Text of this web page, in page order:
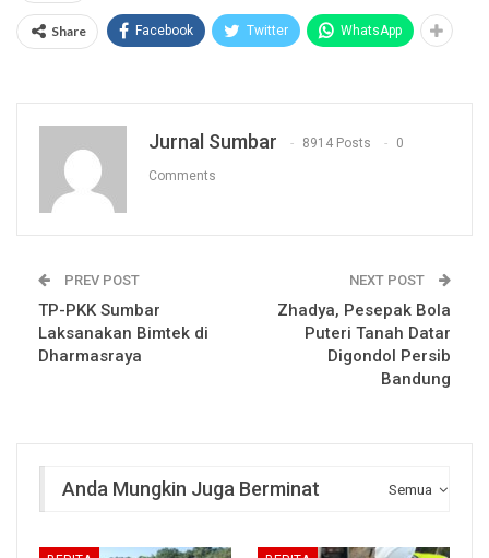
Share Facebook Twitter WhatsApp
Jurnal Sumbar 8914 Posts 0
Comments
PREV POST
TP-PKK Sumbar
Laksanakan Bimtek di
Dharmasraya
NEXT POST
Zhadya, Pesepak Bola
Puteri Tanah Datar
Digondol Persib
Bandung
Semua
Anda Mungkin Juga Berminat